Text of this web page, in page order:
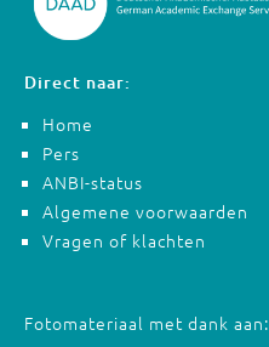
Direct naar:
Home
Pers
ANBI-status
Algemene voorwaarden
Vragen of klachten
Fotomateriaal met dank aan: